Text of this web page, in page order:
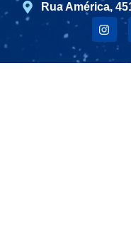
Rua América,